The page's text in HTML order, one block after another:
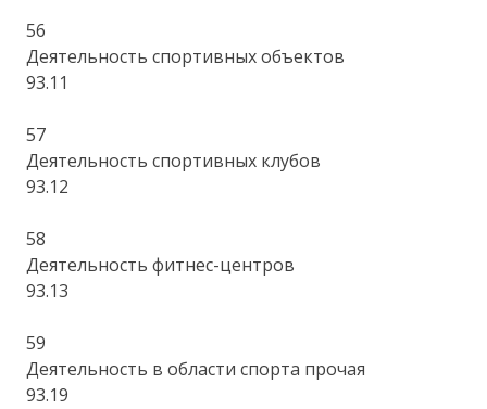
56
Деятельность спортивных объектов
93.11
57
Деятельность спортивных клубов
93.12
58
Деятельность фитнес-центров
93.13
59
Деятельность в области спорта прочая
93.19